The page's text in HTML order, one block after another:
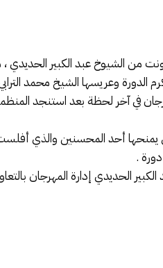
من الشيوخ عبد الكبير الحديدي
الدورة وعريسها الشيخ محمد
في آخر لحظة بعد استنجد
.
الحديدي إدارة المهرجان